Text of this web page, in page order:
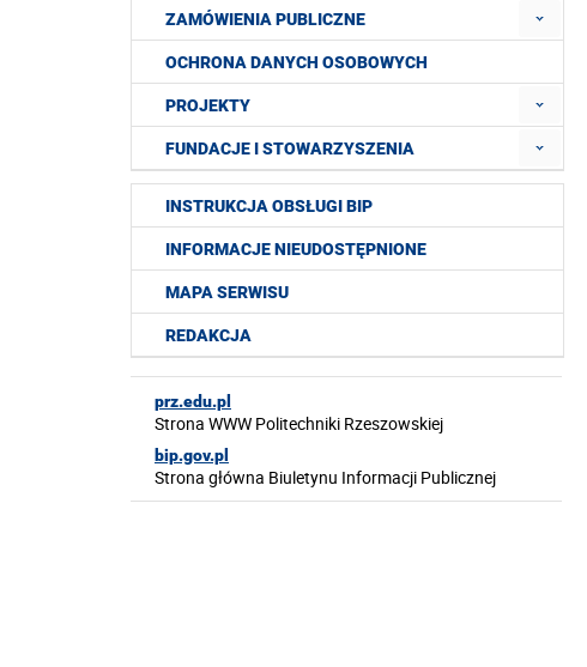
ZAMÓWIENIA PUBLICZNE
OCHRONA DANYCH OSOBOWYCH
PROJEKTY
FUNDACJE I STOWARZYSZENIA
INSTRUKCJA OBSŁUGI BIP
INFORMACJE NIEUDOSTĘPNIONE
MAPA SERWISU
REDAKCJA
prz.edu.pl
Strona WWW Politechniki Rzeszowskiej
bip.gov.pl
Strona główna Biuletynu Informacji Publicznej